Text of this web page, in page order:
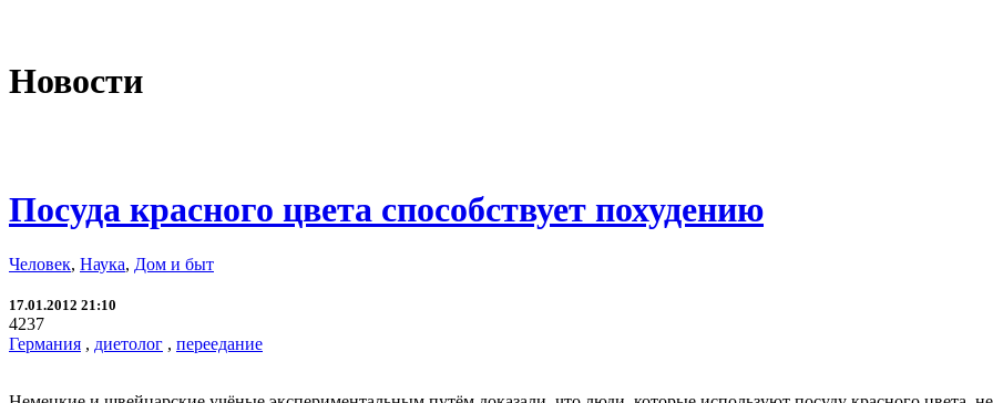
Новости
Посуда красного цвета способствует похудению
Человек, Наука, Дом и быт
17.01.2012 21:10
4237
Германия , диетолог , переедание